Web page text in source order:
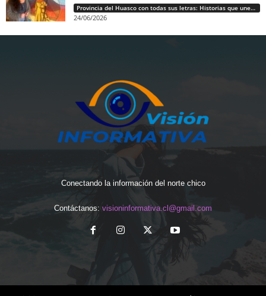
Provincia del Huasco con todas sus letras: Historias que unen cultura, diversidad e identidad
24/06/2026
Conectando la información del norte chico
Contáctanos: visioninformativa.cl@gmail.com